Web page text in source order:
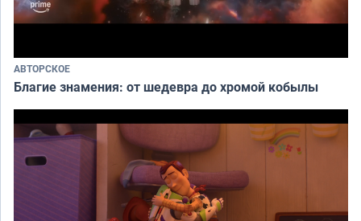
АВТОРСКОЕ
Благие знамения: от шедевра до хромой кобылы